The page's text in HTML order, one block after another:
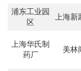
浦东工业园
区
上海
上海华氏制
药厂
美林